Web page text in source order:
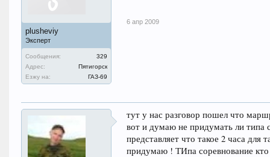
plusheviy
Эксперт
Сообщения:
329
Адрес:
Пятигорск
Езжу на:
ГАЗ-69
6 апр 2009
тут у нас разговор пошел что
вот и думаю не придумать ли типа
представляет что такое 2 часа
придумаю ! ТИпа соревнование